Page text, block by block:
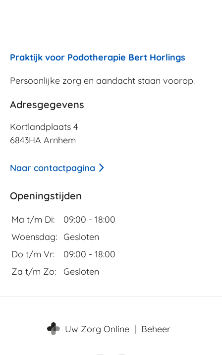
Praktijk voor Podotherapie Bert Horlings
Persoonlijke zorg en aandacht staan voorop.
Adresgegevens
Kortlandplaats 4
6843HA Arnhem
Naar contactpagina
Openingstijden
Ma t/m Di:
09:00 - 18:00
Woensdag: Gesloten
Do t/m Vr:
09:00 - 18:00
Za t/m Zo:
Gesloten
Uw Zorg Online | Beheer